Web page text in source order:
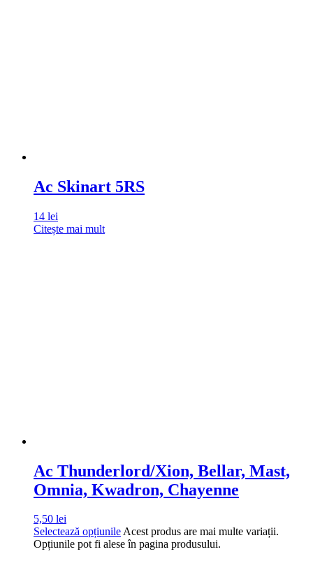
Ac Skinart 5RS
14 lei
Citește mai mult
Ac Thunderlord/Xion, Bellar, Mast,
Omnia, Kwadron, Chayenne
5,50 lei
Selectează opțiunileAcest produs are mai multe variații.
Opțiunile pot fi alese în pagina produsului.